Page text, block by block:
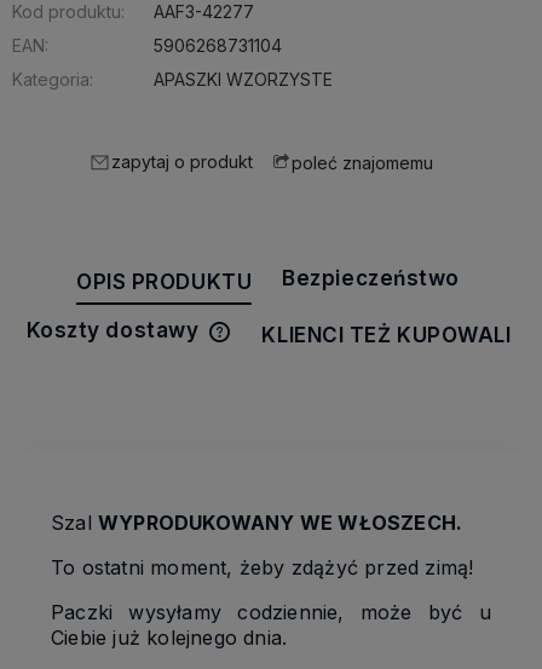
Kod produktu:
AAF3-42277
EAN:
5906268731104
Kategoria:
APASZKI WZORZYSTE
zapytaj o produkt poleć znajomemu
OPIS PRODUKTU Bezpieczeństwo
Koszty dostawy
Cena nie zawiera ewentualnych
KLIENCI TEŻ KUPOWALI
Szal WYPRODUKOWANY WE WŁOSZECH.
To ostatni moment, żeby zdążyć przed zimą!
Paczki wysyłamy codziennie, może być u
Ciebie już kolejnego dnia.